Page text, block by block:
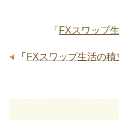
「 FXスワップ
「 FXスワップ生活の積